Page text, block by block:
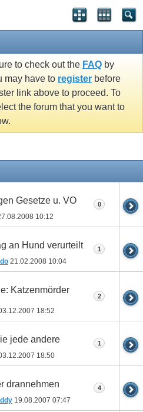
to check out the FAQ by
may have to register before
link above to proceed. To
the forum that you want to
Gesetze u. VO
10:12
0
an Hund verurteilt
21.02.2008 10:04
1
Katzenmörder
18:52
2
jede andere
18:50
1
drannehmen
19.08.2007 07:47
4